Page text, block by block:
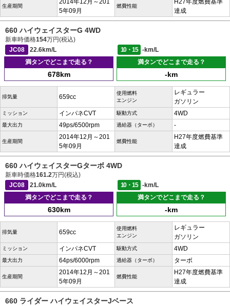
生産期間
2014年12月～201
5年09月
燃費性能
H27年度燃費基準
達成
660 ハイウェイスターG 4WD
新車時価格154万円(税込)
JC08
22.6km/L 10・15
-km/L
満タンでどこまで走る？
678km
満タンでどこまで走る？
-km
排気量 659cc
使用燃料
エンジン
レギュラー
ガソリン
ミッション インパネCVT 駆動方式 4WD
最大出力 49ps/6500rpm 過給器（ターボ） -
生産期間
2014年12月～201
5年09月
燃費性能
H27年度燃費基準
達成
660 ハイウェイスターGターボ 4WD
新車時価格161.2万円(税込)
JC08
21.0km/L 10・15
-km/L
満タンでどこまで走る？
630km
満タンでどこまで走る？
-km
排気量 659cc
使用燃料
エンジン
レギュラー
ガソリン
ミッション インパネCVT 駆動方式 4WD
最大出力 64ps/6000rpm 過給器（ターボ） ターボ
生産期間
2014年12月～201
5年09月
燃費性能
H27年度燃費基準
達成
660 ライダー ハイウェイスターJベース